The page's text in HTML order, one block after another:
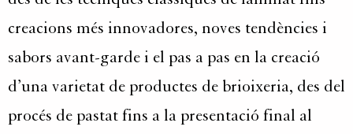
creacions més innovadores, noves tendències i
sabors avant-garde i el pas a pas en la creació
d’una varietat de productes de brioixeria, des del
procés de pastat fins a la presentació final al